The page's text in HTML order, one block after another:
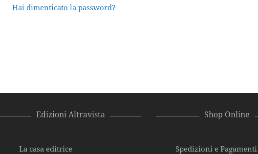
Hai dimenticato la password?
Edizioni Altravista
La casa editrice
Shop Online
Spedizioni e Pagamenti